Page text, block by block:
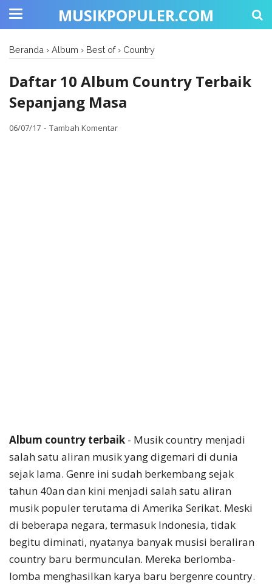
MUSIKPOPULER.COM
Beranda › Album › Best of› Country
Daftar 10 Album Country Terbaik
Sepanjang Masa
06/07/17 Tambah Komentar
Album country terbaik - Musik country menjadi
salah satu aliran musik yang digemari di dunia
sejak lama. Genre ini sudah berkembang sejak
tahun 40an dan kini menjadi salah satu aliran
musik populer terutama di Amerika Serikat. Meski
di beberapa negara, termasuk Indonesia, tidak
begitu diminati, nyatanya banyak musisi beraliran
country baru bermunculan. Mereka berlomba-
lomba menghasilkan karya baru bergenre country.